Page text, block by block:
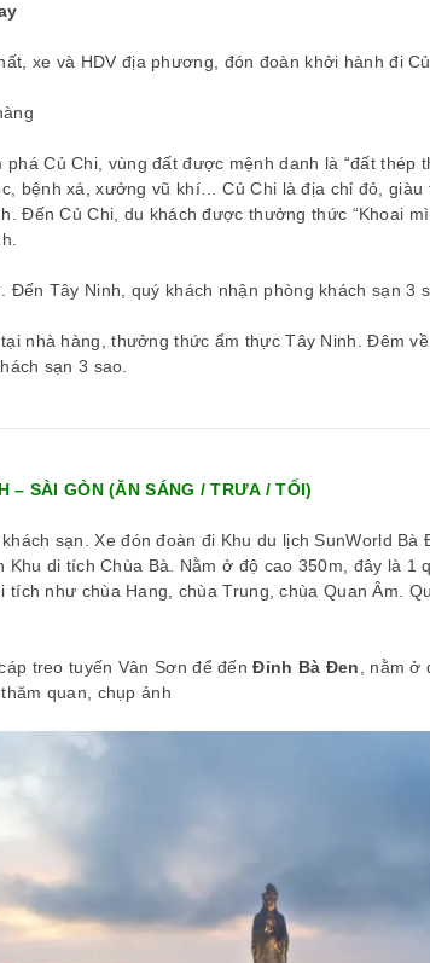
xe và HDV địa phương, đón đoàn khởi hành đi
phá Củ Chi, vùng đất được mệnh danh là “đất thép
bệnh xá, xưởng vũ khí… Củ Chi là địa chỉ đỏ, giàu
Đến Củ Chi, du khách được thưởng thức “Khoai
Đến Tây Ninh, quý khách nhận phòng khách sạn 3
nhà hàng, thưởng thức ẩm thực Tây Ninh. Đêm
sạn 3 sao.
– SÀI GÒN (ĂN SÁNG / TRƯA / TỐI)
sạn. Xe đón đoàn đi Khu du lịch SunWorld
Khu di tích Chùa Bà. Nằm ở độ cao 350m, đây là 1
như chùa Hang, chùa Trung, chùa Quan Âm.
treo tuyến Vân Sơn để đếnĐỉnh Bà Đen
, nằm
quan, chụp ảnh
du lịch. Là
đối tác. Tính
cấp tour
tôi tin cả hai
triển nhiều
ngày càng
tin cậy của
một đất nước xa lạ. Khi đăng ký tour
lịch sử và cuộc sống của người dân
xứ. Tất cả đều nhờ vào kiến thức
cùng phong phú của chị Hoàng
lịch sau của gia đình và công ty
Trân trọng!
Ms. Nguyễn Thanh Hiền – Tour Nhật